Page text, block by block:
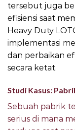
tersebut juga
efisiensi saat
Heavy Duty
implementasi
dan perbaikan
secara ketat.
Studi Kasus:
Sebuah pabrik
serius di mana